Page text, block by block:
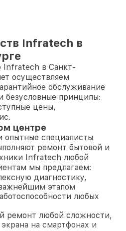
Infratech в
в Санкт-
осуществляем
обслуживание
безусловные принципы:
цены,
центре
опытные специалисты
ремонт бытовой и
Infratech любой
мы предлагаем:
диагностику,
этапом
любых
ремонт любой сложности,
на смартфонах и